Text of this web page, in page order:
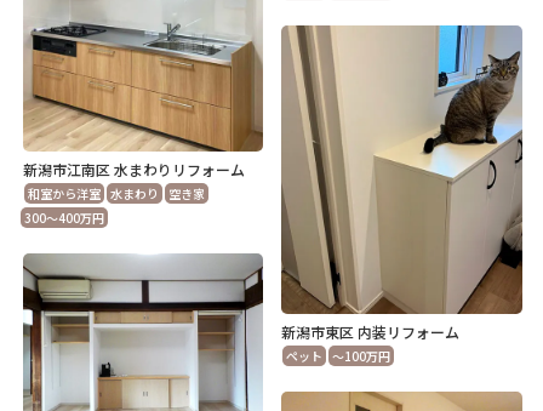
新潟市江南区 水まわりリフォーム
和室から洋室 水まわり
空き家
300～400万円
新潟市東区 内装リフォーム
ペット ～100万円